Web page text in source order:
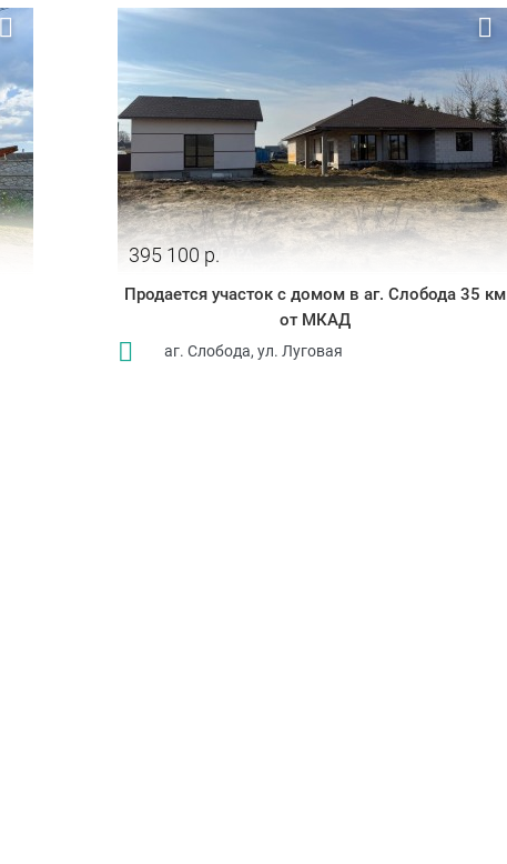
395 100 р.
Продается участок с домом в аг. Слобода 35 км
от МКАД
аг. Слобода, ул. Луговая